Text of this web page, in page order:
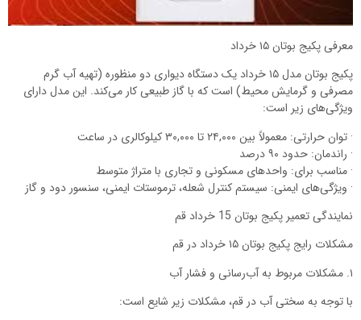
معرفی پکیج بوتان ۱۵ خرداد
پکیج بوتان مدل ۱۵ خرداد یک دستگاه دیواری دو منظوره (تهیه آب گرم
مصرفی و گرمایش محیط) است که با گاز طبیعی کار می‌کند. این مدل دارای
ویژگی‌های زیر است:
· توان حرارتی: معمولاً بین ۲۴,۰۰۰ تا ۳۰,۰۰۰ کیلوکالری در ساعت
· راندمان: حدود ۹۰ درصد
· مناسب برای: واحدهای مسکونی و تجاری با متراژ متوسط
· ویژگی‌های ایمنی: سیستم کنترل شعله، ترموستات ایمنی، سنسور دود و گاز
نمایندگی تعمیر پکیج بوتان 15 خرداد قم
مشکلات رایج پکیج بوتان ۱۵ خرداد در قم
۱. مشکلات مربوط به آب‌رسانی و فشار آب
با توجه به سختی آب در قم، مشکلات زیر شایع است: